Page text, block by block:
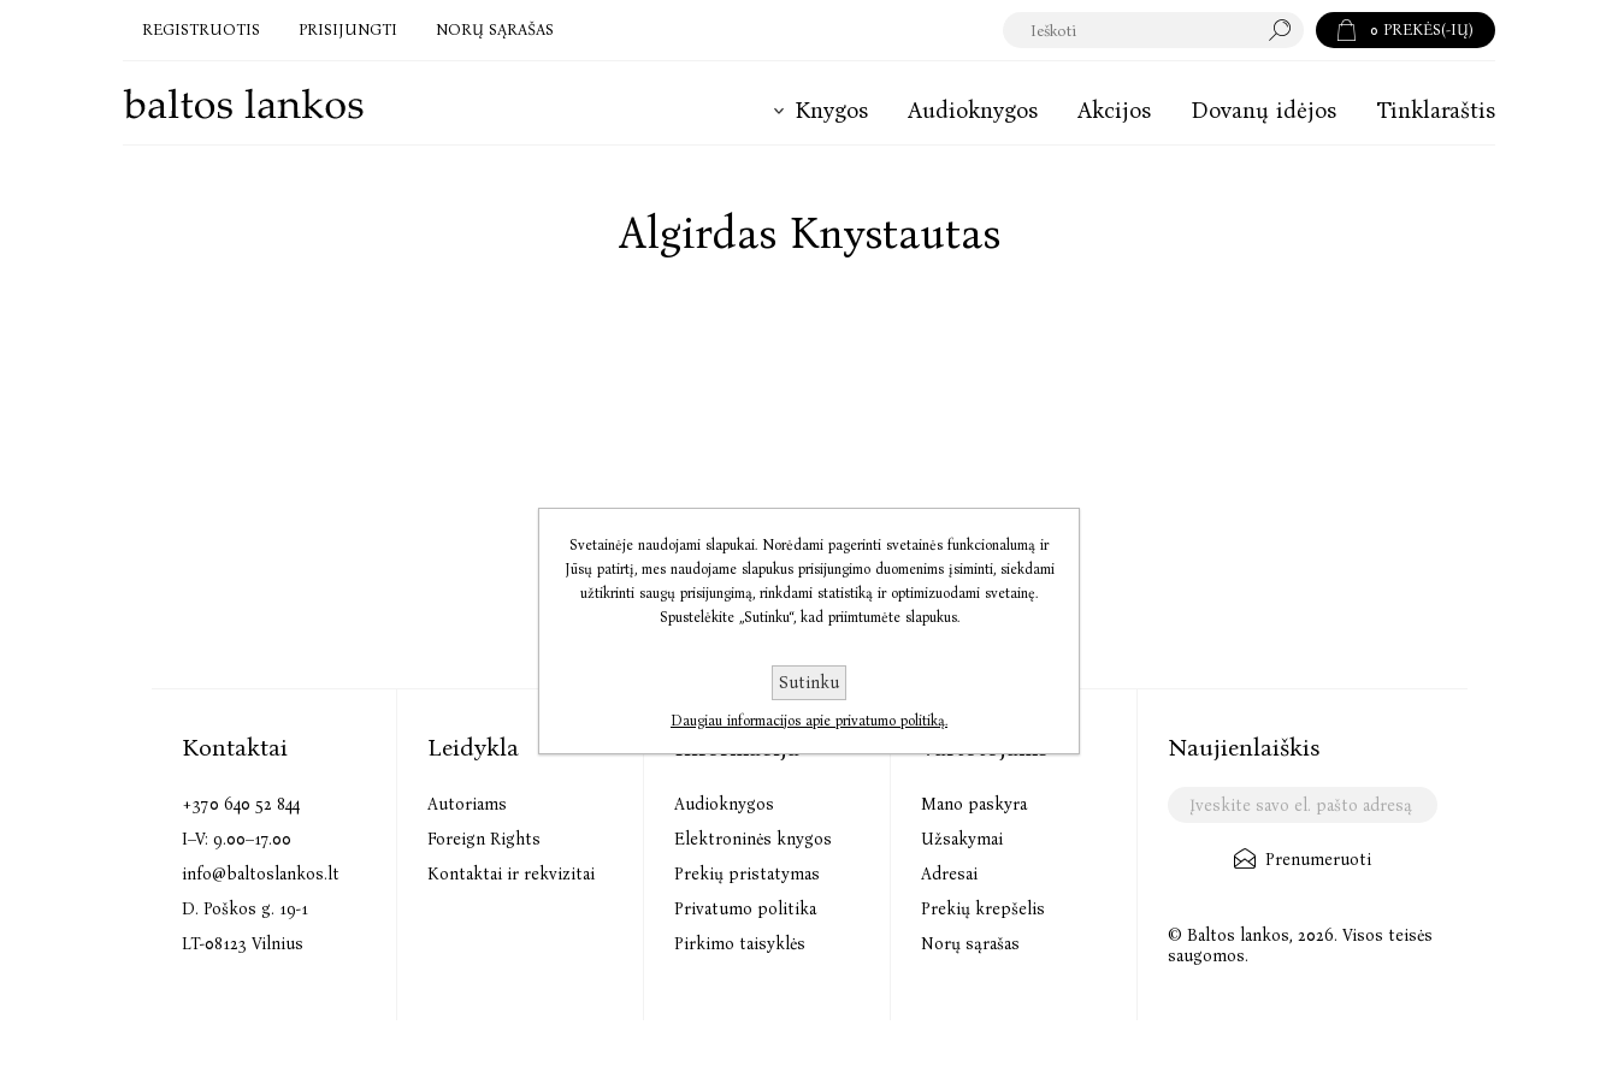
REGISTRUOTIS PRISIJUNGTI NORŲ SĄRAŠAS 0 PREKĖS(-IŲ)
Knygos Audioknygos Akcijos Dovanų idėjos Tinklaraštis
Algirdas Knystautas
Kontaktai
+370 640 52 844
I–V: 9.00–17.00
info@baltoslankos.lt
D. Poškos g. 19-1
LT-08123 Vilnius
Leidykla
Autoriams
Foreign Rights
Kontaktai ir rekvizitai
Informacija
Audioknygos
Elektroninės knygos
Prekių pristatymas
Privatumo politika
Pirkimo taisyklės
Vartotojams
Mano paskyra
Užsakymai
Adresai
Prekių krepšelis
Norų sąrašas
Naujienlaiškis
Prenumeruoti
© Baltos lankos, 2026. Visos teisės
saugomos.
Svetainėje naudojami slapukai. Norėdami pagerinti svetainės funkcionalumą ir
Jūsų patirtį, mes naudojame slapukus prisijungimo duomenims įsiminti, siekdami
užtikrinti saugų prisijungimą, rinkdami statistiką ir optimizuodami svetainę.
Spustelėkite „Sutinku“, kad priimtumėte slapukus.
Sutinku
Daugiau informacijos apie privatumo politiką.